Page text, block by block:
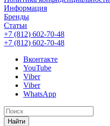
Информация
Бренды
Статьи
+7 (812) 602-70-48
+7 (812) 602-70-48
Вконтакте
YouTube
Viber
Viber
WhatsApp
Найти